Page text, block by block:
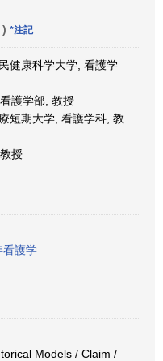
) *注記
健康科学大学, 看護学
護学部, 教授
短期大学, 看護学科, 教
授
看護学
Models / Claim /